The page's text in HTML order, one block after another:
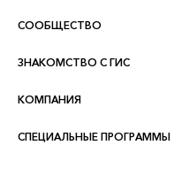
Обзор ArcGIS
Картография
СООБЩЕСТВО
Сообщества и форумы
Блог ArcGIS
ЗНАКОМСТВО С ГИС
Что такое ГИС?
Аналитика, основанная на
КОМПАНИЯ
Об Esri
СПЕЦИАЛЬНЫЕ ПРОГРАММЫ